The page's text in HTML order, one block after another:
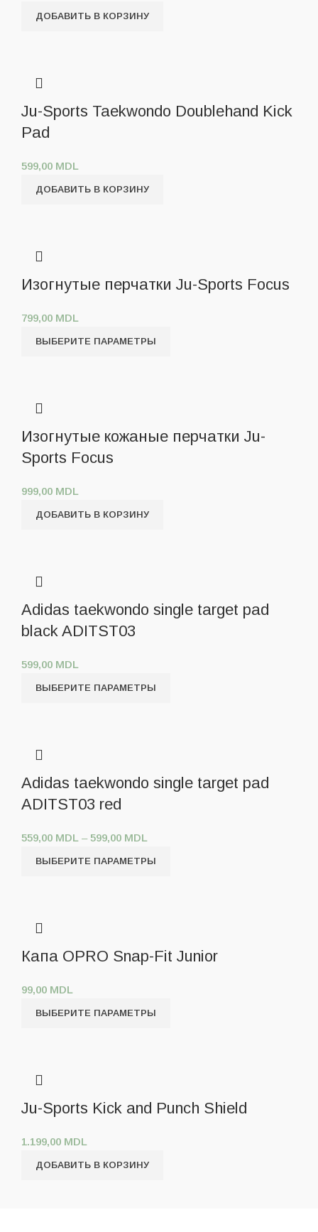
ДОБАВИТЬ В КОРЗИНУ
Ju-Sports Taekwondo Doublehand Kick
Pad
599,00 MDL
ДОБАВИТЬ В КОРЗИНУ
Изогнутые перчатки Ju-Sports Focus
799,00 MDL
ВЫБЕРИТЕ ПАРАМЕТРЫ
Изогнутые кожаные перчатки Ju-
Sports Focus
999,00 MDL
ДОБАВИТЬ В КОРЗИНУ
Adidas taekwondo single target pad
black ADITST03
599,00 MDL
ВЫБЕРИТЕ ПАРАМЕТРЫ
Adidas taekwondo single target pad
ADITST03 red
559,00 MDL – 599,00 MDL
ВЫБЕРИТЕ ПАРАМЕТРЫ
Капа OPRO Snap-Fit Junior
99,00 MDL
ВЫБЕРИТЕ ПАРАМЕТРЫ
Ju-Sports Kick and Punch Shield
1.199,00 MDL
ДОБАВИТЬ В КОРЗИНУ